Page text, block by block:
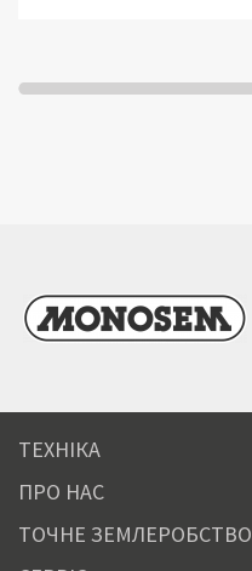
ТЕХНІКА
ПРО НАС
ТОЧНЕ ЗЕМЛЕРОБСТВО